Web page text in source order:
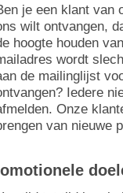
je een klant van
wilt ontvangen,
hoogte houden
wordt
de mailinglijst
Iedere
Onze
van nieuwe